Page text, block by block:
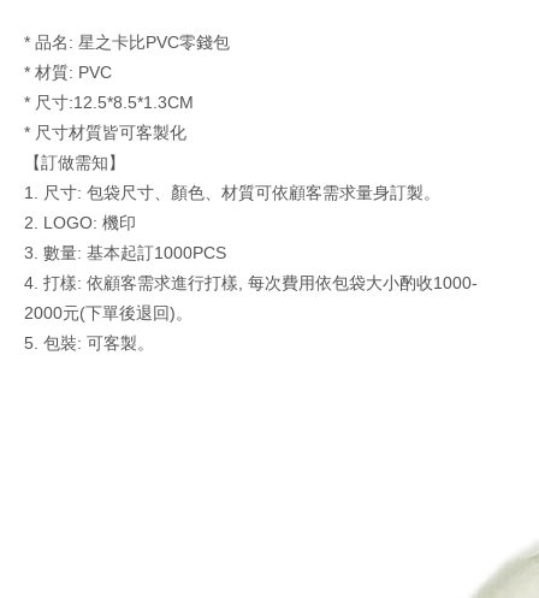
* 品名: 星之卡比PVC零錢包
* 材質: PVC
* 尺寸:12.5*8.5*1.3CM
* 尺寸材質皆可客製化
【訂做需知】
1.
尺寸: 包袋尺寸、顏色、材質可依顧客需求量身訂製。
2. LOGO: 機印
3. 數量: 基本起訂1000PCS
4. 打樣: 依顧客需求進行打樣, 每次費用依包袋大小酌收1000-
2000元(下單後退回)。
5. 包裝: 可客製。